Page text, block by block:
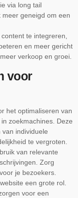
via long tail
geneigd om een
te integreren,
en meer gericht
verkoop en groei.
voor
het optimaliseren van
zoekmachines. Deze
individuele
te vergroten.
van relevante
Zorg
je bezoekers.
een grote rol.
voor een